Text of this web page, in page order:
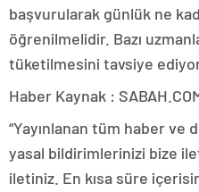
başvurularak günlük ne
öğrenilmelidir. Bazı
tüketilmesini tavsiye
Haber Kaynak :
“Yayınlanan tüm haber
yasal bildirimlerinizi bize
iletiniz. En kısa süre